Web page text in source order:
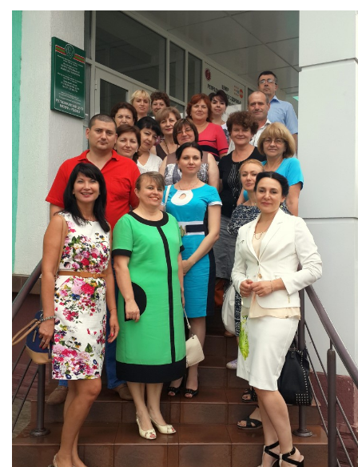
MEDIA
RAPORT ANUAL
DREPTURI
PUBLICAȚII